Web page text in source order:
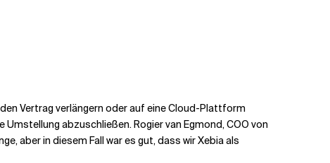
Vertrag verlängern oder auf eine Cloud-Plattform
abzuschließen. Rogier van Egmond, COO von
aber in diesem Fall war es gut, dass wir Xebia als